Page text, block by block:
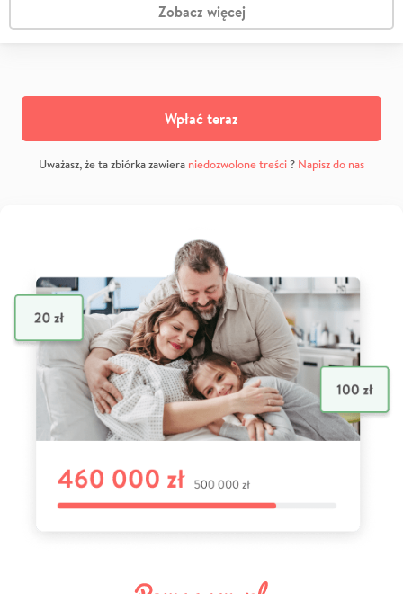
Zobacz więcej
Wpłać teraz
Uważasz, że ta zbiórka zawiera niedozwolone treści? Napisz do nas